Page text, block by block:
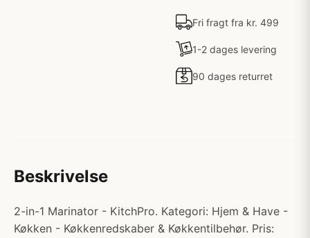
Fri fragt fra kr. 499
1-2 dages levering
90 dages returret
Beskrivelse
2-in-1 Marinator - KitchPro. Kategori: Hjem & Have -
Køkken - Køkkenredskaber & Køkkentilbehør. Pris: